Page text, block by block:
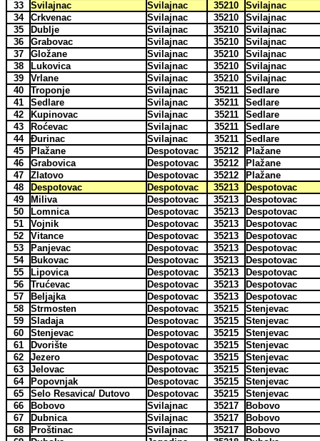
33
Svilajnac Svilajnac 35210
Svilajnac
34
Crkvenac Svilajnac 35210
Svilajnac
35
Dublje Svilajnac 35210
Svilajnac
36
Grabovac Svilajnac 35210
Svilajnac
37
Gložane Svilajnac 35210
Svilajnac
38
Lukovica Svilajnac 35210
Svilajnac
39
Vrlane Svilajnac 35210
Svilajnac
40
Troponje Svilajnac 35211
Sedlare
41
Sedlare Svilajnac 35211
Sedlare
42
Kupinovac Svilajnac 35211
Sedlare
43
Roćevac Svilajnac 35211
Sedlare
44
Đurinac Svilajnac 35211
Sedlare
45
Plažane Despotovac 35212
Plažane
46
Grabovica Despotovac 35212
Plažane
47
Zlatovo Despotovac 35212
Plažane
48
Despotovac Despotovac 35213
Despotovac
49
Miliva Despotovac 35213
Despotovac
50
Lomnica Despotovac 35213
Despotovac
51
Vojnik Despotovac 35213
Despotovac
52
Vitance Despotovac 35213
Despotovac
53
Panjevac Despotovac 35213
Despotovac
54
Bukovac Despotovac 35213
Despotovac
55
Lipovica Despotovac 35213
Despotovac
56
Trućevac Despotovac 35213
Despotovac
57
Beljajka Despotovac 35213
Despotovac
58
Strmosten Despotovac 35215
Stenjevac
59
Sladaja Despotovac 35215
Stenjevac
60
Stenjevac Despotovac 35215
Stenjevac
61
Dvorište Despotovac 35215
Stenjevac
62
Jezero Despotovac 35215
Stenjevac
63
Jelovac Despotovac 35215
Stenjevac
64
Popovnjak Despotovac 35215
Stenjevac
65
Selo Resavica/ Dutovo Despotovac 35215
Stenjevac
66
Bobovo Svilajnac 35217
Bobovo
67
Dubnica Svilajnac 35217
Bobovo
68
Proštinac Svilajnac 35217
Bobovo